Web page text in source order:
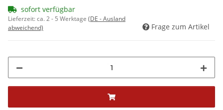
sofort verfügbar
Lieferzeit:ca. 2 - 5 Werktage (DE - Ausland
abweichend)
Frage zum Artikel